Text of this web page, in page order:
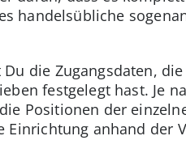
handelsübliche
die Zugangsdaten,
festgelegt hast. Je
Positionen der
anhand der